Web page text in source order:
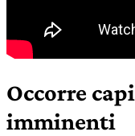
Occorre
imminenti